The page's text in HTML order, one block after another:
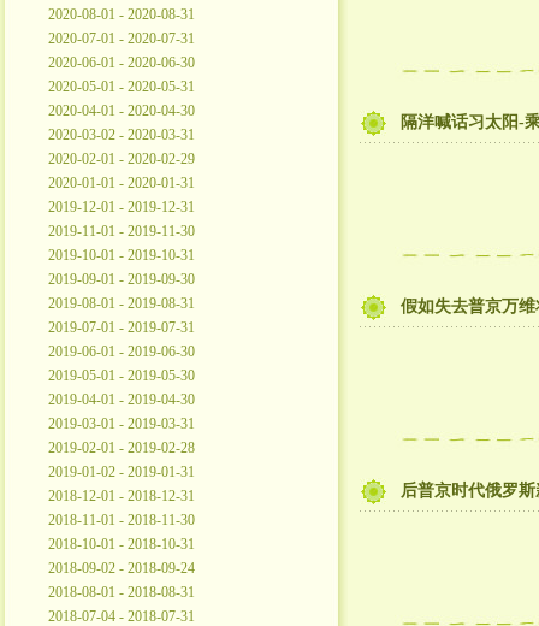
2020-08-01 - 2020-08-31
2020-07-01 - 2020-07-31
2020-06-01 - 2020-06-30
2020-05-01 - 2020-05-31
2020-04-01 - 2020-04-30
2020-03-02 - 2020-03-31
2020-02-01 - 2020-02-29
2020-01-01 - 2020-01-31
2019-12-01 - 2019-12-31
2019-11-01 - 2019-11-30
2019-10-01 - 2019-10-31
2019-09-01 - 2019-09-30
2019-08-01 - 2019-08-31
2019-07-01 - 2019-07-31
2019-06-01 - 2019-06-30
2019-05-01 - 2019-05-30
2019-04-01 - 2019-04-30
2019-03-01 - 2019-03-31
2019-02-01 - 2019-02-28
2019-01-02 - 2019-01-31
2018-12-01 - 2018-12-31
2018-11-01 - 2018-11-30
2018-10-01 - 2018-10-31
2018-09-02 - 2018-09-24
2018-08-01 - 2018-08-31
2018-07-04 - 2018-07-31
隔洋喊话习太阳-
假如失去普京万
后普京时代俄罗